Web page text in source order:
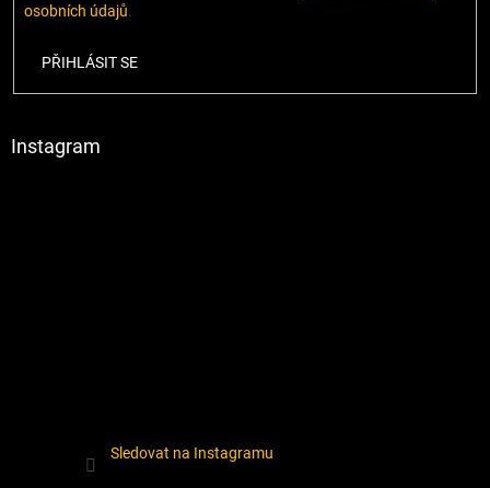
osobních údajů.
PŘIHLÁSIT SE
Instagram
Sledovat na Instagramu